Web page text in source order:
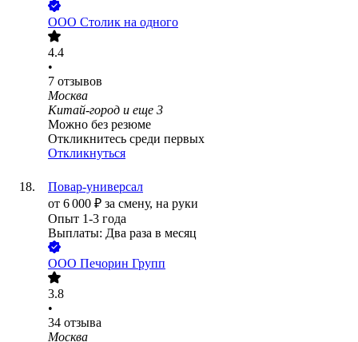
ООО Столик на одного
4.4
•
7 отзывов
Москва
Китай-город и еще 3
Можно без резюме
Откликнитесь среди первых
Откликнуться
Повар-универсал
от 6 000 ₽ за смену, на руки
Опыт 1-3 года
Выплаты: Два раза в месяц
ООО Печорин Групп
3.8
•
34 отзыва
Москва